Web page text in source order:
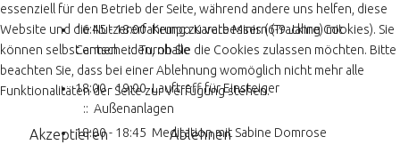
16:45 - 18:00Kempo Karate Minis (6-9 Jahre) mit
Carmen :: Turnhalle
18:00 - 19:00Lauftreff für Einsteiger
:: Außenanlagen
18:00 - 18:45 Meditation mit Sabine Domrose
essenziell für den Betrieb der Seite, während andere uns helfen, diese
Website und die Nutzererfahrung zu verbessern (Tracking Cookies). Sie
können selbst entscheiden, ob Sie die Cookies zulassen möchten. Bitte
beachten Sie, dass bei einer Ablehnung womöglich nicht mehr alle
Funktionalitäten der Seite zur Verfügung stehen.
Akzeptieren Ablehnen